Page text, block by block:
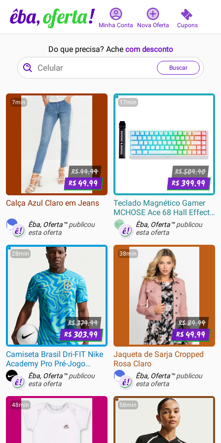
Minha Conta Nova Oferta Cupons
Do que precisa? Ache com desconto
Buscar
7min
R$99.99
R$49.99
Calça Azul Claro em Jeans
Êba, Oferta™publicou
esta oferta
17min
R$509.90
R$399.99
Teclado Magnético Gamer
MCHOSE Ace 68 Hall Effect,
RGB, Switch Magnético
Uranus eSports, Topográfico,
Branco - MC-Ace68-16
Êba, Oferta™publicou
esta oferta
28min
R$379.99
R$303.99
Camiseta Brasil Dri-FIT Nike
Academy Pro Pré-Jogo
MasculinaÊba, Oferta™publicou
esta oferta
38min
R$89.99
R$49.99
Jaqueta de Sarja Cropped
Rosa Claro
Êba, Oferta™publicou
esta oferta
48min 58min